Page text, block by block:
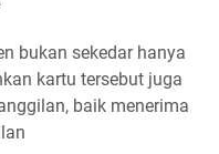
bukan sekedar hanya
kartu tersebut juga
baik menerima